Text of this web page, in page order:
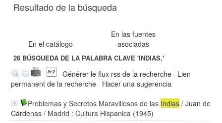
Resultado de la búsqueda
En el catálogo
En las fuentes
asociadas
26 BÚSQUEDA DE LA PALABRA CLAVE'INDIAS,'
Générer le flux rss de la recherche
Lien
permanent de la recherche
Hacer una sugerencia
Problemas y Secretos Maravillosos de las Indias /Juan de
Cárdenas / Madrid : Cultura Hispanica (1945)